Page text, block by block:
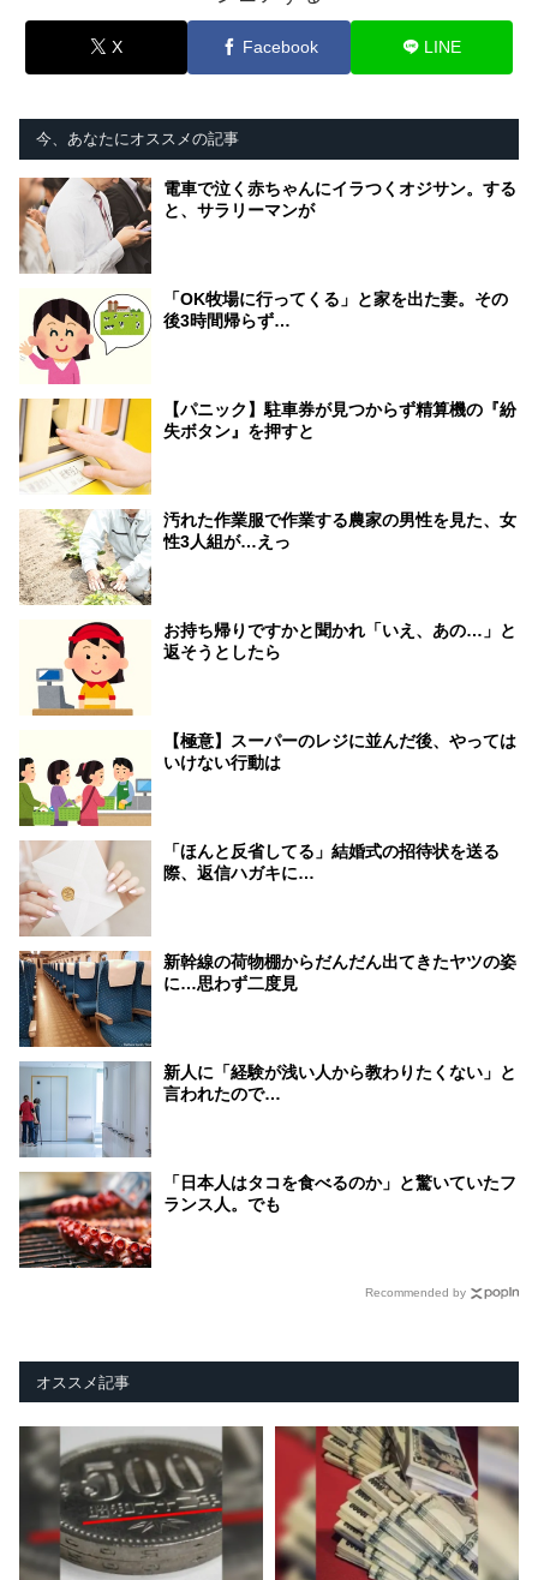
X Facebook LINE
今、あなたにオススメの記事
電車で泣く赤ちゃんにイラつくオジサン。する
と、サラリーマンが
「OK牧場に行ってくる」と家を出た妻。その
後3時間帰らず…
【パニック】駐車券が見つからず精算機の『紛
失ボタン』を押すと
汚れた作業服で作業する農家の男性を見た、女
性3人組が…えっ
お持ち帰りですかと聞かれ「いえ、あの…」と
返そうとしたら
【極意】スーパーのレジに並んだ後、やっては
いけない行動は
「ほんと反省してる」結婚式の招待状を送る
際、返信ハガキに…
新幹線の荷物棚からだんだん出てきたヤツの姿
に…思わず二度見
新人に「経験が浅い人から教わりたくない」と
言われたので…
「日本人はタコを食べるのか」と驚いていたフ
ランス人。でも
Recommended by
オススメ記事